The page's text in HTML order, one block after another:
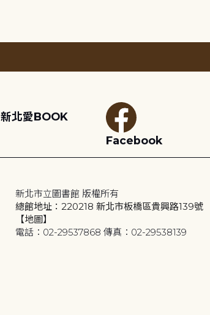
新北愛BOOK
Facebook
新北市立圖書館 版權所有
總館地址：220218 新北市板橋區貴興路139號
【地圖】
電話：02-29537868 傳真：02-29538139